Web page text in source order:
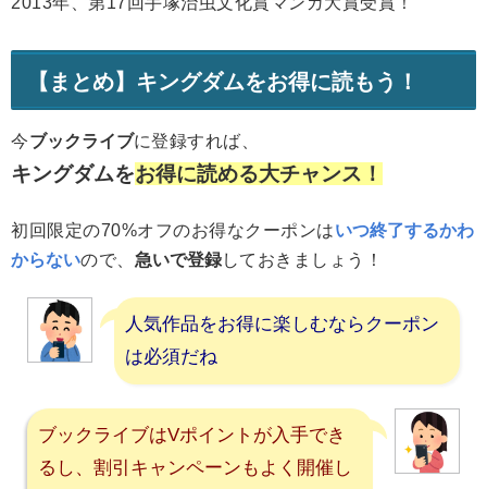
【まとめ】キングダムをお得に読もう！
今ブックライブに登録すれば、
キングダムをお得に読める大チャンス！
初回限定の70%オフのお得なクーポンはいつ終了するかわ
からないので、 急いで登録しておきましょう！
人気作品をお得に楽しむならクーポン
は必須だね
ブックライブはVポイントが入手でき
るし、割引キャンペーンもよく開催し